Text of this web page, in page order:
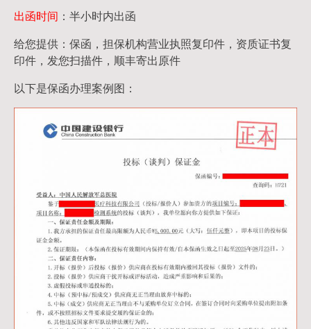
出函时间 ：半小时内出函
给您提供：保函，担保机构营业执照复印件，资质证书复
印件，发您扫描件，顺丰寄出原件
以下是保函办理案例图：